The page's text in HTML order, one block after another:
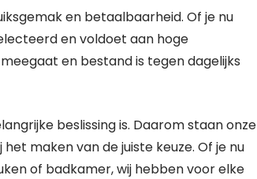
en betaalbaarheid. Of je nu
en voldoet aan hoge
en bestand is tegen dagelijks
beslissing is. Daarom staan onze
maken van de juiste keuze. Of je nu
of badkamer, wij hebben voor elke